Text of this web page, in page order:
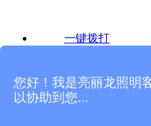
一键拨打
产品中心
您好！我是亮丽龙照明
以协助到您...